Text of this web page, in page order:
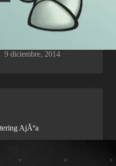
9 diciembre, 2014
AjÃºa